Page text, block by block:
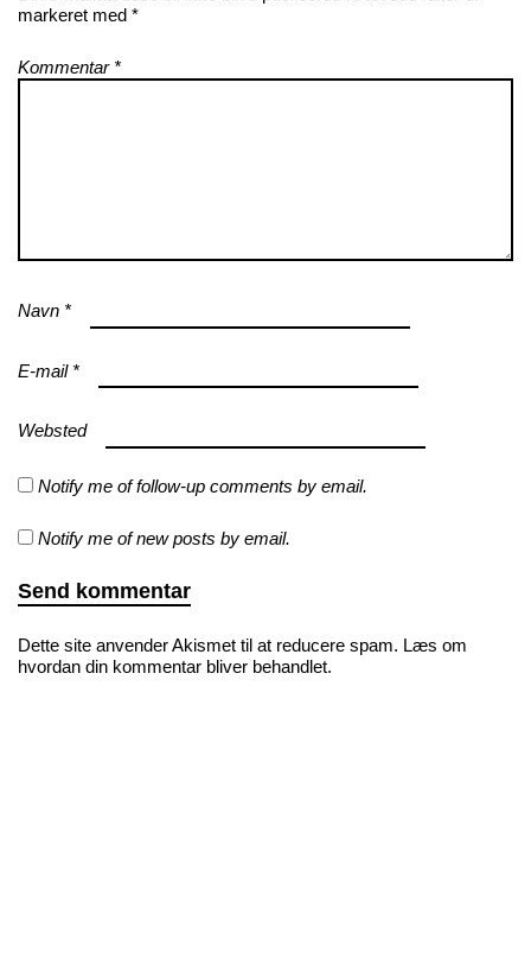
markeret med *
Kommentar *
Navn *
E-mail *
Websted
Notify me of follow-up comments by email.
Notify me of new posts by email.
Dette site anvender Akismet til at reducere spam. Læs om
hvordan din kommentar bliver behandlet.